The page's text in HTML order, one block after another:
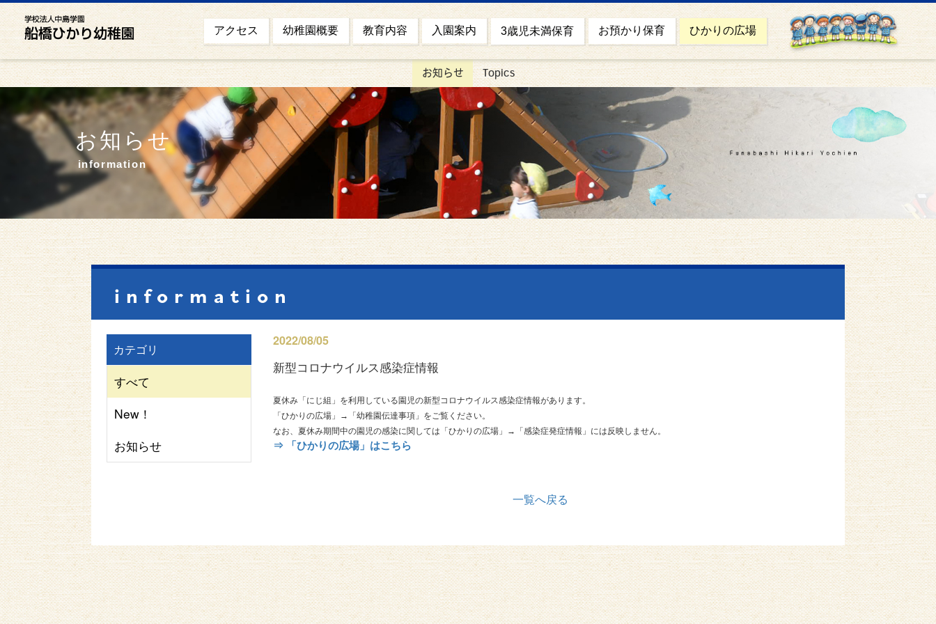
アクセス 幼稚園概要 教育内容 入園案内 3歳児未満保育 お預かり保育 ひかりの広場
お知らせ Topics
お知らせ
information
information
カテゴリ
すべて
New！
お知らせ
2022/08/05
新型コロナウイルス感染症情報
夏休み「にじ組」を利用している園児の新型コロナウイルス感染症情報があります。
「ひかりの広場」→「幼稚園伝達事項」をご覧ください。
なお、夏休み期間中の園児の感染に関しては「ひかりの広場」→「感染症発症情報」には反映しません。
⇒ 「ひかりの広場」はこちら
一覧へ戻る